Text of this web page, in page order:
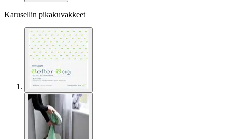
Karusellin pikakuvakkeet